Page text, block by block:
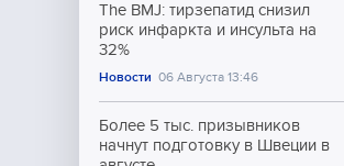
The BMJ: тирзепатид снизил
риск инфаркта и инсульта на
32%
Новости 06 Августа 13:46
Более 5 тыс. призывников
начнут подготовку в Швеции в